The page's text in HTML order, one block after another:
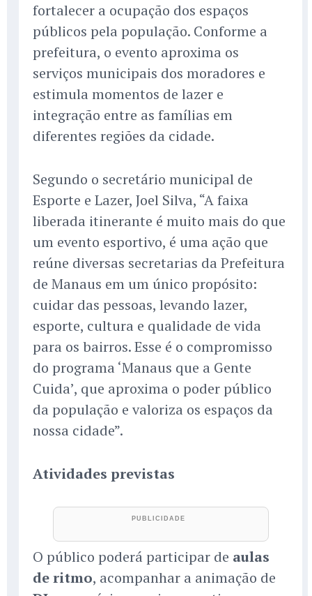
fortalecer a ocupação dos espaços
públicos pela população. Conforme a
prefeitura, o evento aproxima os
serviços municipais dos moradores e
estimula momentos de lazer e
integração entre as famílias em
diferentes regiões da cidade.
Segundo o secretário municipal de
Esporte e Lazer, Joel Silva, “A faixa
liberada itinerante é muito mais do que
um evento esportivo, é uma ação que
reúne diversas secretarias da Prefeitura
de Manaus em um único propósito:
cuidar das pessoas, levando lazer,
esporte, cultura e qualidade de vida
para os bairros. Esse é o compromisso
do programa ‘Manaus que a Gente
Cuida’, que aproxima o poder público
da população e valoriza os espaços da
nossa cidade”.
Atividades previstas
O público poderá participar de aulas
de ritmo, acompanhar a animação de